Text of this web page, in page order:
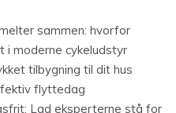
sammen: hvorfor
i moderne cykeludstyr
tilbygning til dit hus
flyttedag
Lad eksperterne stå for